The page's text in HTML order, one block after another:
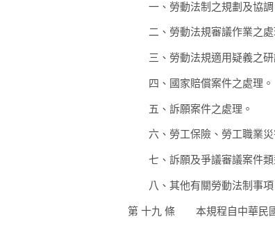
一、 勞動法制之規劃及協調
二、 勞動法規審議作業之處
三、 勞動法規適用疑義之研
四、 國家賠償案件之處理。
五、訴願案件之處理。
六、 勞工保險、勞工職業
七、訴願及爭議審議案件類
八、其他有關勞動法制事項
第 十九 條 本規程自中華民國